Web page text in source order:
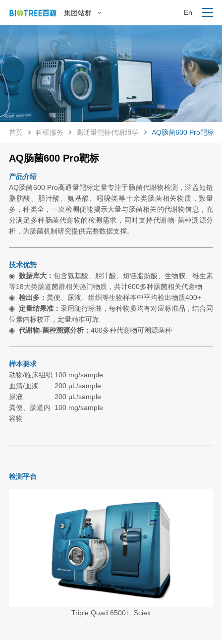
集团站群 En
首页 科研服务 高通量靶标代谢组学 AQ肠菌600 Pro靶标
AQ肠菌600 Pro靶标
产品介绍
AQ肠菌600 Pro高通量靶标定量专注于肠菌代谢物检测，涵盖短链
脂肪酸、胆汁酸、氨基酸、吲哚类等十余类肠菌相关物质，数量
多，种类全，一次检测便能揭示大量与肠菌相关的代谢物信息，充
分满足多种肠菌代谢物的检测需求，同时支持代谢物-菌种溯源分
析，为肠菌机制研究提供完整数据支撑。
技术优势
◉ 数据库大： 包含氨基酸、胆汁酸、短链脂肪酸、生物胺、维生素
等18大类肠道菌群相关热门物质，共计600多种肠菌相关代谢物
◉ 检出多： 粪便、尿液、组织等生物样本中平均检出物质400+
◉ 定量结果准： 采用随行标曲，每种物质均有对应标准品，结合同
位素内标校正，定量精准可靠
◉ 代谢物-菌种溯源分析： 400多种代谢物可溯源菌种
样本要求
动物/临床组织 100 mg/sample
血清/血浆
200 μL/sample
尿液
200 μL/sample
粪便、肠道内
容物
100 mg/sample
检测平台
Triple Quad 6500+, Sciex